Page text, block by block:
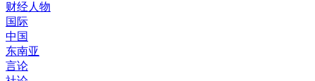
财经人物
国际
中国
东南亚
言论